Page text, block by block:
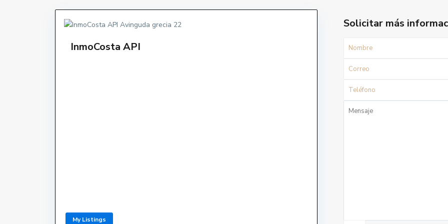
InmoCosta API
My Listings
Solicitar más
L'Estartit